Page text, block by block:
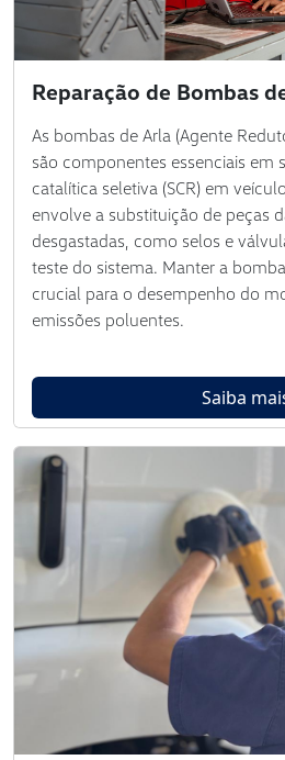
Reparação de Bombas
As bombas de Arla (Agente
são componentes essenciais em
catalítica seletiva (SCR) em
envolve a substituição de peças
desgastadas, como selos e
teste do sistema. Manter a
crucial para o desempenho do
emissões poluentes.
Saiba